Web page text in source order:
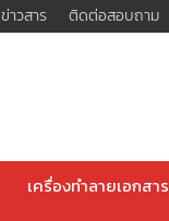
ข่าวสาร ติดต่อสอบถาม
เครื่องทำลายเอกสาร